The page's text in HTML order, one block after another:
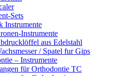
Sets
Instrumente
Instrumente
aus Edelstahl
/ Spatel fur Gips
– Instrumente
für Orthodontie TC